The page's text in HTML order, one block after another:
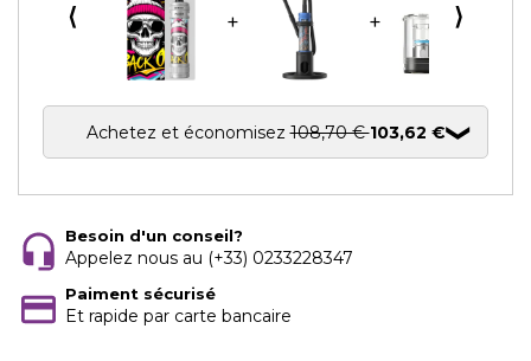
⟨ ⟩
Achetez et économisez108,70 €103,62 €
Besoin d'un conseil?
Appelez nous au (+33) 0233228347
Paiment sécurisé
Et rapide par carte bancaire